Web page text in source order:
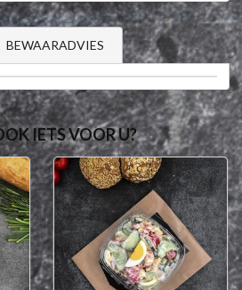
BEWAARADVIES
IETS VOOR U?